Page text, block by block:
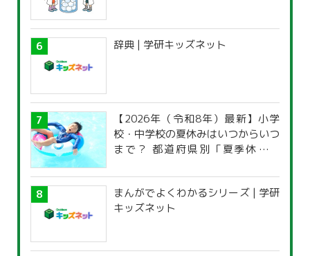
辞典 | 学研キッズネット
【2026年（令和8年）最新】小学
校・中学校の夏休みはいつからいつ
まで？ 都道府県別「夏季休暇一
まんがでよくわかるシリーズ | 学研
キッズネット